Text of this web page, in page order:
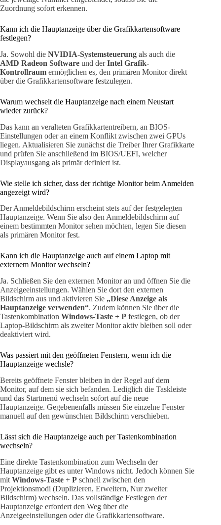
Zuordnung sofort erkennen.
Kann ich die Hauptanzeige über die Grafikkartensoftware
festlegen?
Ja. Sowohl die NVIDIA-Systemsteuerung als auch die
AMD Radeon Software und derIntel Grafik-
Kontrollraum ermöglichen es, den primären Monitor direkt
über die Grafikkartensoftware festzulegen.
Warum wechselt die Hauptanzeige nach einem Neustart
wieder zurück?
Das kann an veralteten Grafikkartentreibern, an BIOS-
Einstellungen oder an einem Konflikt zwischen zwei GPUs
liegen. Aktualisieren Sie zunächst die Treiber Ihrer Grafikkarte
und prüfen Sie anschließend im BIOS/UEFI, welcher
Displayausgang als primär definiert ist.
Wie stelle ich sicher, dass der richtige Monitor beim Anmelden
angezeigt wird?
Der Anmeldebildschirm erscheint stets auf der festgelegten
Hauptanzeige. Wenn Sie also den Anmeldebildschirm auf
einem bestimmten Monitor sehen möchten, legen Sie diesen
als primären Monitor fest.
Kann ich die Hauptanzeige auch auf einem Laptop mit
externem Monitor wechseln?
Ja. Schließen Sie den externen Monitor an und öffnen Sie die
Anzeigeeinstellungen. Wählen Sie dort den externen
Bildschirm aus und aktivieren Sie „Diese Anzeige als
Hauptanzeige verwenden“. Zudem können Sie über die
Tastenkombination Windows-Taste + P festlegen, ob der
Laptop-Bildschirm als zweiter Monitor aktiv bleiben soll oder
deaktiviert wird.
Was passiert mit den geöffneten Fenstern, wenn ich die
Hauptanzeige wechsle?
Bereits geöffnete Fenster bleiben in der Regel auf dem
Monitor, auf dem sie sich befanden. Lediglich die Taskleiste
und das Startmenü wechseln sofort auf die neue
Hauptanzeige. Gegebenenfalls müssen Sie einzelne Fenster
manuell auf den gewünschten Bildschirm verschieben.
Lässt sich die Hauptanzeige auch per Tastenkombination
wechseln?
Eine direkte Tastenkombination zum Wechseln der
Hauptanzeige gibt es unter Windows nicht. Jedoch können Sie
mit Windows-Taste + P schnell zwischen den
Projektionsmodi (Duplizieren, Erweitern, Nur zweiter
Bildschirm) wechseln. Das vollständige Festlegen der
Hauptanzeige erfordert den Weg über die
Anzeigeeinstellungen oder die Grafikkartensoftware.